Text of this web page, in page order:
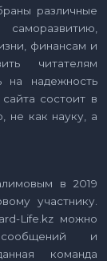
различные
финансам и
читателям
на надежность
состоит в
не как науку, а
в 2019
участнику.
Life.kz можно
и
команда